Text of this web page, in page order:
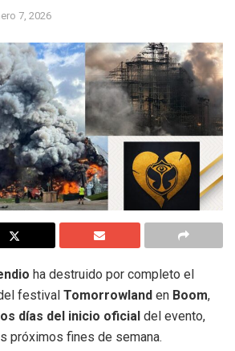
7, 2026
ha destruido por completo el
festival Tomorrowland en Boom,
días del inicio oficial del evento,
próximos fines de semana.